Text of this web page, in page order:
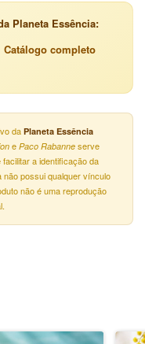
Planeta Essência:
Catálogo completo
da Planeta Essência
e Paco Rabanneserve
a identificação da
não possui qualquer vínculo
não é uma reprodução